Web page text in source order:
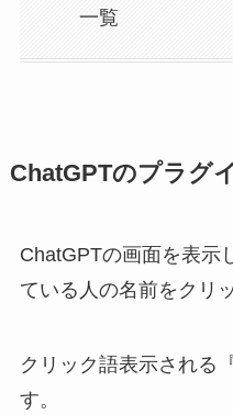
一覧
ChatGPTのプラグ
ChatGPTの画面を表示
ている人の名前をクリ
クリック語表示される
す。